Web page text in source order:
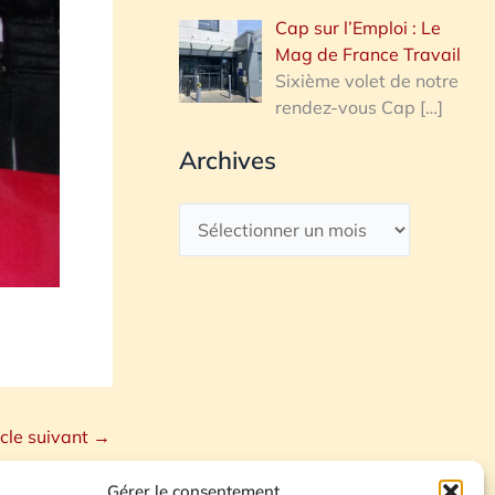
suivant →
Cap sur l’Emploi : Le
Mag de France Travail
Sixième volet de notre
rendez-vous Cap […]
Archives